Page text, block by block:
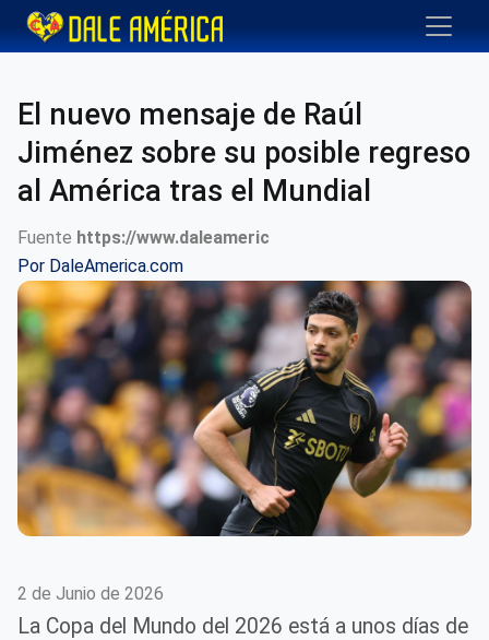
El nuevo mensaje de Raúl
Jiménez sobre su posible regreso
al América tras el Mundial
Fuente https://www.daleameric
Por DaleAmerica.com
2 de Junio de 2026
La Copa del Mundo del 2026 está a unos días de